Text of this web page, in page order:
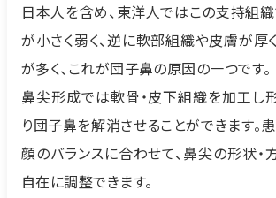
日本人を含め、東洋人ではこの支持組
が小さく弱く、逆に軟部組織や皮膚が厚
が多く、これが団子鼻の原因の一つです。
鼻尖形成では軟骨・皮下組織を加工し
り団子鼻を解消させることができます。
顔のバランスに合わせて、鼻尖の形状・
自在に調整できます。